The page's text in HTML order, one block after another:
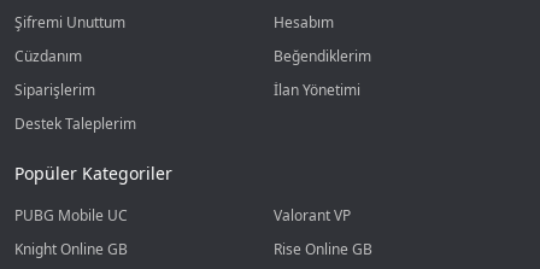
Şifremi Unuttum
Hesabım
Cüzdanım
Beğendiklerim
Siparişlerim
İlan Yönetimi
Destek Taleplerim
Popüler Kategoriler
PUBG Mobile UC
Valorant VP
Knight Online GB
Rise Online GB